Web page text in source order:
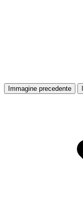
Immagine precedente